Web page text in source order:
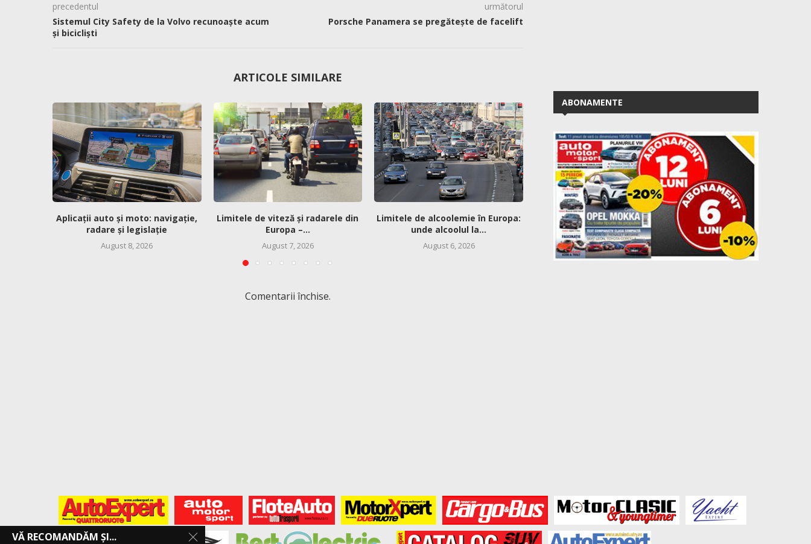
precedentul
Sistemul City Safety de la Volvo recunoaște acum
și bicicliști
următorul
Porsche Panamera se pregătește de facelift
ARTICOLE SIMILARE
Aplicații auto și moto: navigație,
radare și legislație
August 8, 2026
Limitele de viteză și radarele din
Europa –...
August 7, 2026
Limitele de alcoolemie în Europa:
unde alcoolul la...
August 6, 2026
Amenzile primite din străinătate:
ce se poate întâmpla...
August 5, 2026
Cum îți pregătești
un drum lung:...
August 3, 2026
Comentarii închise.
ABONAMENTE
VĂ RECOMANDĂM ȘI...